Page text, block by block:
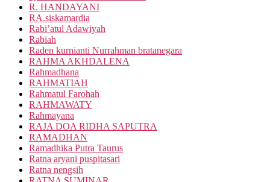
R. HANDAYANI
RA.siskamardia
Rabi’atul Adawiyah
Rabiah
Raden kurnianti Nurrahman bratanegara
RAHMA AKHDALENA
Rahmadhana
RAHMATIAH
Rahmatul Farohah
RAHMAWATY
Rahmayana
RAJA DOA RIDHA SAPUTRA
RAMADHAN
Ramadhika Putra Taurus
Ratna aryani puspitasari
Ratna nengsih